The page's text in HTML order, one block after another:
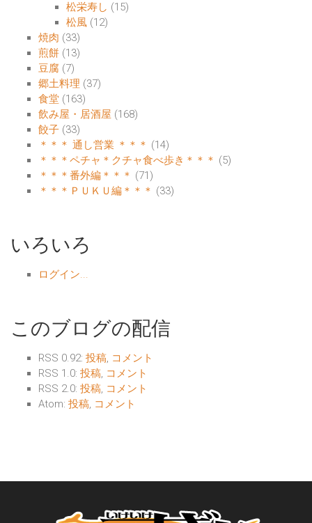
松栄寿し (15)
松風 (12)
焼肉 (33)
煎餅 (13)
豆腐 (7)
郷土料理 (37)
食堂 (163)
飲み屋・居酒屋 (168)
餃子 (33)
＊＊＊ 通し営業 ＊＊＊ (14)
＊＊＊ペチャ＊クチャ食べ歩き＊＊＊ (5)
＊＊＊番外編＊＊＊ (71)
＊＊＊ＰＵＫＵ編＊＊＊ (33)
いろいろ
ログイン...
このブログの配信
RSS 0.92: 投稿, コメント
RSS 1.0: 投稿, コメント
RSS 2.0: 投稿, コメント
Atom: 投稿, コメント